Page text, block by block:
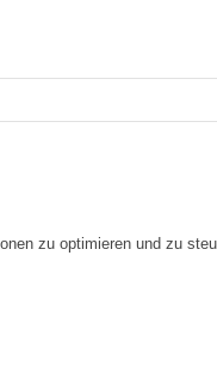
zu optimieren und zu